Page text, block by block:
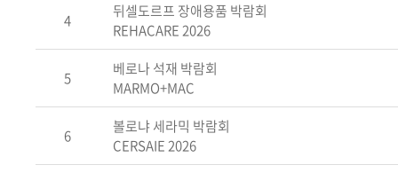
4
뒤셀도르프 장애용품 박람회
REHACARE 2026
5
베로나 석재 박람회
MARMO+MAC
6
볼로냐 세라믹 박람회
CERSAIE 2026